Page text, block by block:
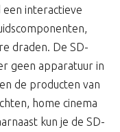
interactieve
draden. De SD-
geen apparatuur in
de producten van
home cinema
kun je de SD-